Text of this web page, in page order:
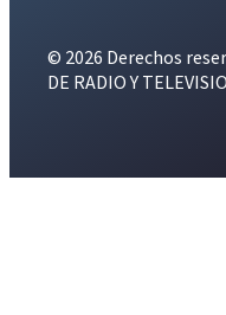
© 2026 Derechos
DE RADIO Y